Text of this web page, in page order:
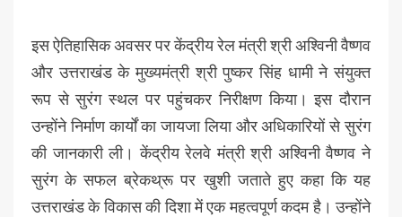
इस ऐतिहासिक अवसर पर केंद्रीय रेल मंत्री श्री अश्विनी वैष्णव
और उत्तराखंड के मुख्यमंत्री श्री पुष्कर सिंह धामी ने संयुक्त
रूप से सुरंग स्थल पर पहुंचकर निरीक्षण किया। इस दौरान
उन्होंने निर्माण कार्यों का जायजा लिया और अधिकारियों से सुरंग
की जानकारी ली। केंद्रीय रेलवे मंत्री श्री अश्विनी वैष्णव ने
सुरंग के सफल ब्रेकथ्रू पर खुशी जताते हुए कहा कि यह
उत्तराखंड के विकास की दिशा में एक महत्वपूर्ण कदम है। उन्होंने